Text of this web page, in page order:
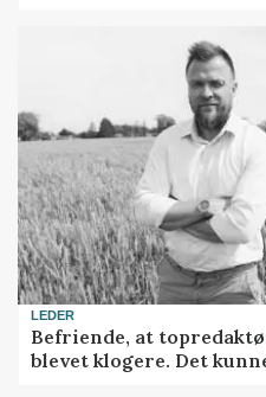
LEDER
Befriende, at
blevet klogere. Det